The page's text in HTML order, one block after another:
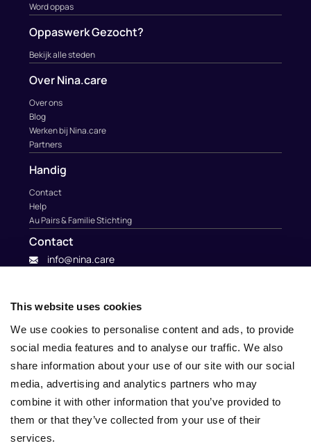
This website uses cookies
We use cookies to personalise content and ads, to provide
social media features and to analyse our traffic. We also
share information about your use of our site with our social
media, advertising and analytics partners who may
combine it with other information that you’ve provided to
them or that they’ve collected from your use of their
services.
Word oppas
Oppaswerk Gezocht?
Bekijk alle steden
Over Nina.care
Over ons
Blog
Werken bij Nina.care
Partners
Handig
Contact
Help
Au Pairs & Familie Stichting
Contact
info@nina.care
© 2010 – 2025 Nina.care –